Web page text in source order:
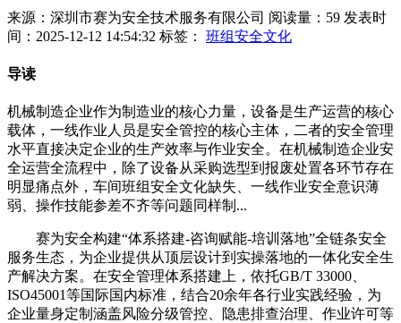
来源：深圳市赛为安全技术服务有限公司 阅读量：59 发表时
间：2025-12-12 14:54:32 标签： 班组安全文化
导读
机械制造企业作为制造业的核心力量，设备是生产运营的核心
载体，一线作业人员是安全管控的核心主体，二者的安全管理
水平直接决定企业的生产效率与作业安全。在机械制造企业安
全运营全流程中，除了设备从采购选型到报废处置各环节存在
明显痛点外，车间班组安全文化缺失、一线作业安全意识薄
弱、操作技能参差不齐等问题同样制...
赛为安全构建“体系搭建-咨询赋能-培训落地”全链条安全
服务生态，为企业提供从顶层设计到实操落地的一体化安全生
产解决方案。在安全管理体系搭建上，依托GB/T 33000、
ISO45001等国际国内标准，结合20余年各行业实践经验，为
企业量身定制涵盖风险分级管控、隐患排查治理、作业许可等